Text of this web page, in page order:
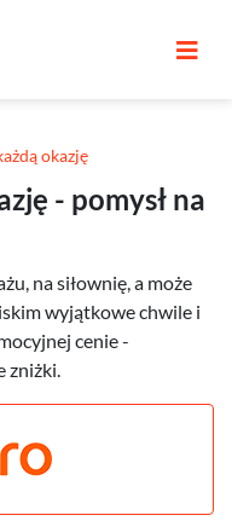
okazję
- pomysł na
na siłownię, a może
wyjątkowe chwile i
cenie -
zniżki.